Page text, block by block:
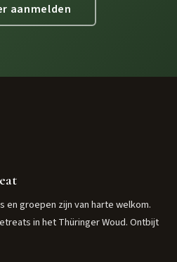
aanmelden
groepen zijn van harte welkom.
in het Thüringer Woud. Ontbijt